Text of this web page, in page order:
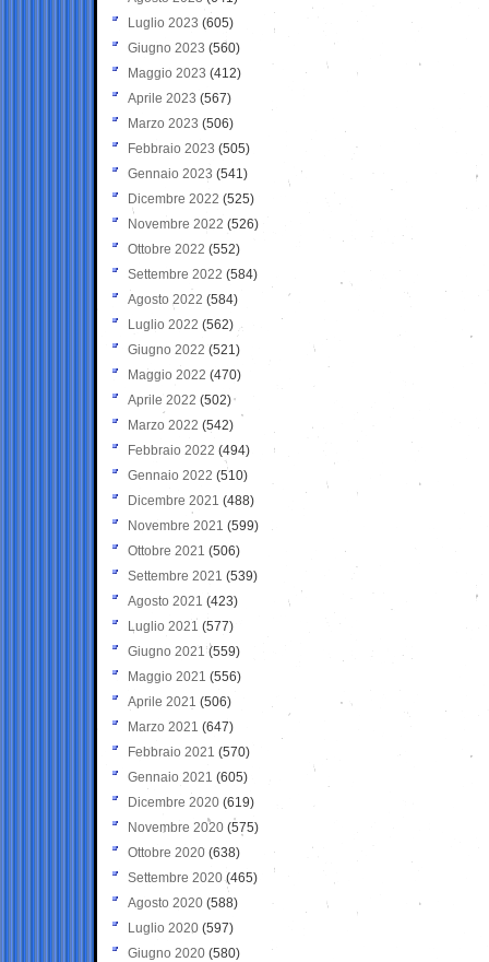
Luglio 2023 (605)
Giugno 2023 (560)
Maggio 2023 (412)
Aprile 2023 (567)
Marzo 2023 (506)
Febbraio 2023 (505)
Gennaio 2023 (541)
Dicembre 2022 (525)
Novembre 2022 (526)
Ottobre 2022 (552)
Settembre 2022 (584)
Agosto 2022 (584)
Luglio 2022 (562)
Giugno 2022 (521)
Maggio 2022 (470)
Aprile 2022 (502)
Marzo 2022 (542)
Febbraio 2022 (494)
Gennaio 2022 (510)
Dicembre 2021 (488)
Novembre 2021 (599)
Ottobre 2021 (506)
Settembre 2021 (539)
Agosto 2021 (423)
Luglio 2021 (577)
Giugno 2021(559)
Maggio 2021 (556)
Aprile 2021 (506)
Marzo 2021 (647)
Febbraio 2021 (570)
Gennaio 2021 (605)
Dicembre 2020 (619)
Novembre 2020 (575)
Ottobre 2020 (638)
Settembre 2020(465)
Agosto 2020 (588)
Luglio 2020 (597)
Giugno 2020 (580)